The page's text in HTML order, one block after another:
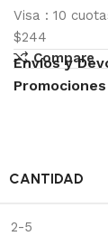
Visa : 10
$244
Compare
Envíos y
Promociones
CANTIDAD
2-5